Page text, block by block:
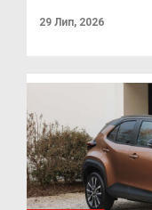
29 Лип, 2026